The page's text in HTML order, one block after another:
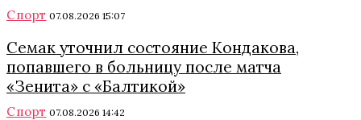
Спорт 07.08.2026 15:07
Семак уточнил состояние Кондакова,
попавшего в больницу после матча
«Зенита» с «Балтикой»
Спорт 07.08.2026 14:42